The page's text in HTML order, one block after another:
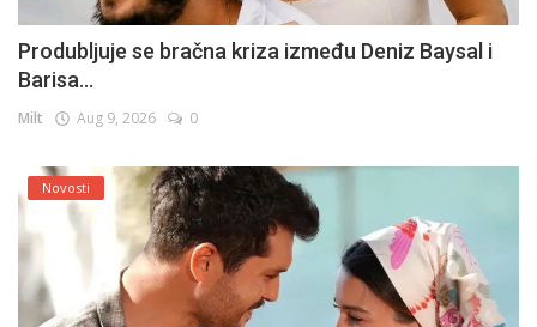
Produbljuje se bračna kriza između Deniz Baysal i
Barisa...
Milt Aug 9, 2026 0
Novosti